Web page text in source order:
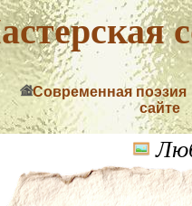
Современная поэзия
сайте